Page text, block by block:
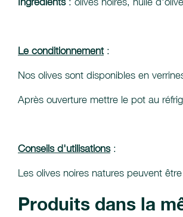
Le conditionnement:
Nos olives sont disponibles en
Après ouverture mettre le pot au
Conseils d'utilisations:
Les olives noires natures peuvent
Produits dans la